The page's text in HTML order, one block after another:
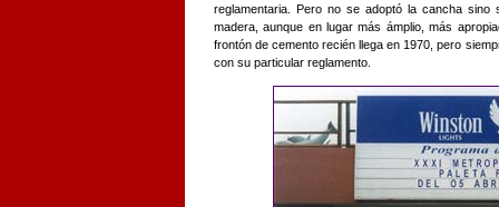
reglamentaria. Pero no se adoptó la cancha
madera, aunque en lugar más ámplio, más
frontón de cemento recién llega en 1970, pero
con su particular reglamento.